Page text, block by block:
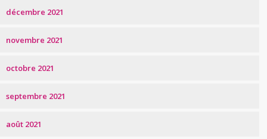
décembre 2021
novembre 2021
octobre 2021
septembre 2021
août 2021